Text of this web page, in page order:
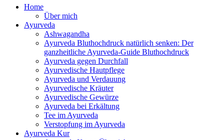
Home
Über mich
Ayurveda
Ashwagandha
Ayurveda Bluthochdruck natürlich senken: Der
ganzheitliche Ayurveda-Guide Bluthochdruck
Ayurveda gegen Durchfall
Ayurvedische Hautpflege
Ayurveda und Verdauung
Ayurvedische Kräuter
Ayurvedische Gewürze
Ayurveda bei Erkältung
Tee im Ayurveda
Verstopfung im Ayurveda
Ayurveda Kur